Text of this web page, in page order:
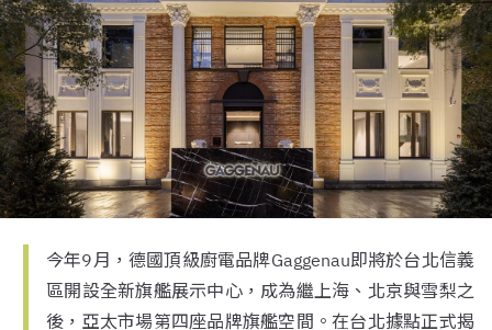
今年9月，德國頂級廚電品牌Gaggenau即將於台北信義
區開設全新旗艦展示中心，成為繼上海、北京與雪梨之
後，亞太市場第四座品牌旗艦空間。在台北據點正式揭